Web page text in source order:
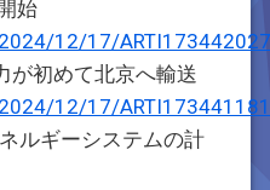
始
12/17/
が初めて北京へ輸送
12/17/
ルギーシステムの計